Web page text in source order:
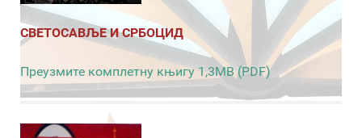
СВЕТОСАВЉЕ И СРБОЦИД
Преузмите комплетну књигу 1,3MB (PDF)